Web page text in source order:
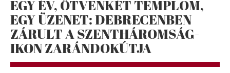
EGY ÉV, ÖTVENKÉT TEMPLOM,
EGY ÜZENET: DEBRECENBEN
ZÁRULT A SZENTHÁROMSÁG-
IKON ZARÁNDOKÚTJA